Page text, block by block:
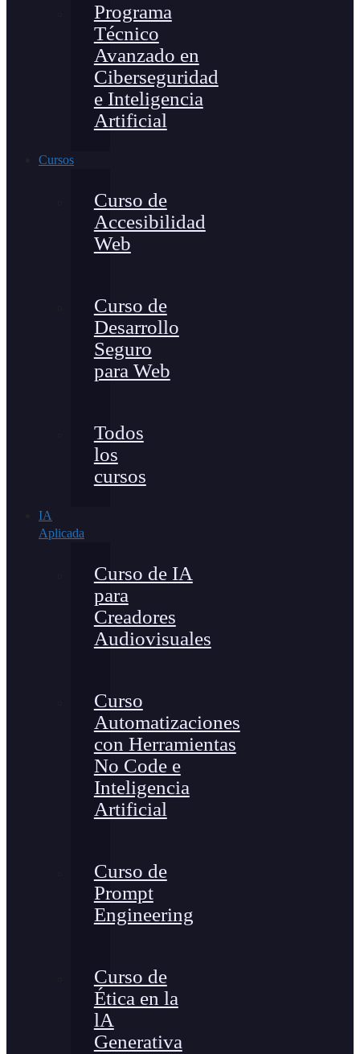
Programa
Técnico
Avanzado en
Ciberseguridad
e Inteligencia
Artificial
Cursos
Curso de
Accesibilidad
Web
Curso de
Desarrollo
Seguro
para Web
Todos
los
cursos
IA
Aplicada
Curso de IA
para
Creadores
Audiovisuales
Curso
Automatizaciones
con Herramientas
No Code e
Inteligencia
Artificial
Curso de
Prompt
Engineering
Curso de
Ética en la
lA
Generativa